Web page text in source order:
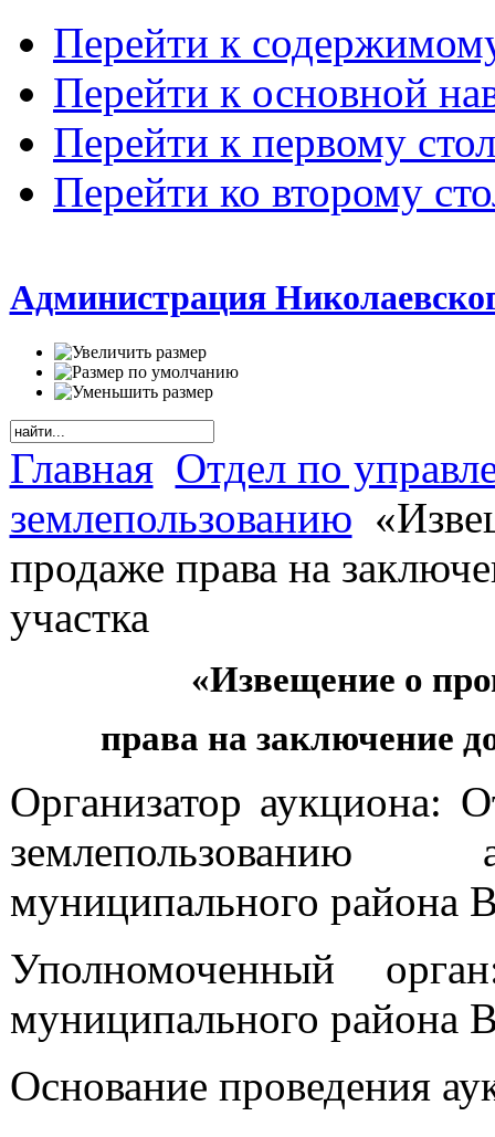
Перейти к
Перейти к основной
Перейти к первому
Перейти ко второму
Администрация
Главная Отдел по
землепользованию
продаже права на
участка
«Извещение о
права на заключение
Организатор аукциона:
землепользованию
муниципального района
Уполномоченный
муниципального района
Основание проведения